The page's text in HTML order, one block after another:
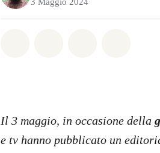
Il 3 maggio, in occasione della
e tv hanno pubblicato un